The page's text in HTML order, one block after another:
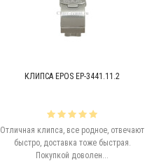
КЛИПСА EPOS EP-3441.11.2
Отличная клипса, все родное, отвечают
быстро, доставка тоже быстрая.
Покупкой доволен...